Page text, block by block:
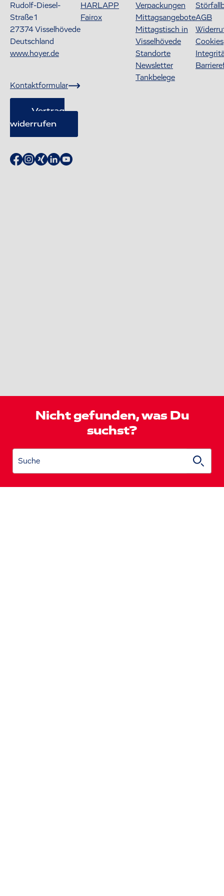
Rudolf-Diesel-
Straße 1
27374Visselhövede
Deutschland
www.hoyer.de
Kontaktformular
Vertrag
widerrufen
HARLAPP
Fairox
Verpackungen
Mittagsangebote
Mittagstisch in
Visselhövede
Standorte
Newsletter
Tankbelege
AGB
Cookies
Nicht gefunden, was Du
suchst?
Suche